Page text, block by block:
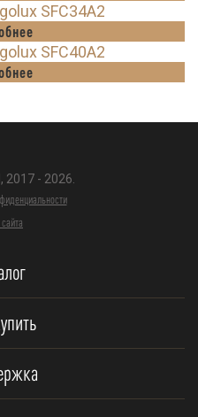
SFC34A2
SFC40A2
2017 - 2026.